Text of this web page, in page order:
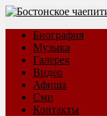
Биография
Музыка
Галерея
Видео
Афиша
Сми
Контакты